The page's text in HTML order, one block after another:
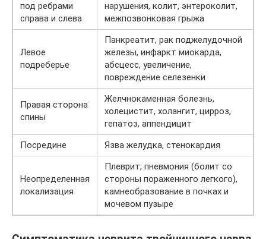
под ребрами
справа и слева
нарушения, колит, энтероколит,
межпозвонковая грыжа
Левое
подреберье
Панкреатит, рак поджелудочной
железы, инфаркт миокарда,
абсцесс, увеличение,
повреждение селезенки
Правая сторона
спины
Желчнокаменная болезнь,
холецистит, холангит, цирроз,
гепатоз, аппендицит
Посредине
Язва желудка, стенокардия
Неопределенная
локализация
Плеврит, пневмония (болит со
стороны пораженного легкого),
камнеобразование в почках и
мочевом пузыре